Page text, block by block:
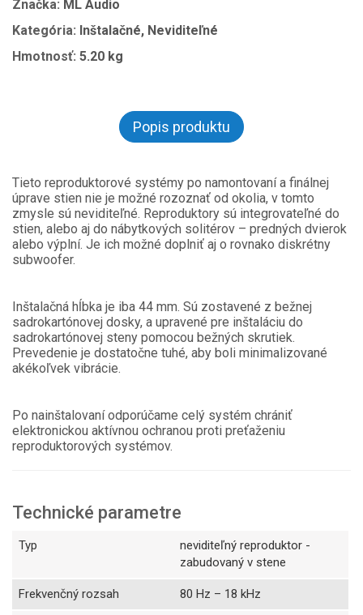
Značka: ML Audio
Kategória: Inštalačné, Neviditeľné
Hmotnosť: 5.20 kg
Popis produktu
Tieto reproduktorové systémy po namontovaní a finálnej
úprave stien nie je možné rozoznať od okolia, v tomto
zmysle sú neviditeľné. Reproduktory sú integrovateľné do
stien, alebo aj do nábytkových solitérov – predných dvierok
alebo výplní. Je ich možné doplniť aj o rovnako diskrétny
subwoofer.
Inštalačná hĺbka je iba 44 mm. Sú zostavené z bežnej
sadrokartónovej dosky, a upravené pre inštaláciu do
sadrokartónovej steny pomocou bežných skrutiek.
Prevedenie je dostatočne tuhé, aby boli minimalizované
akékoľvek vibrácie.
Po nainštalovaní odporúčame celý systém chrániť
elektronickou aktívnou ochranou proti preťaženiu
reproduktorových systémov.
Technické parametre
Typ
neviditeľný reproduktor -
zabudovaný v stene
Frekvenčný rozsah 80 Hz – 18 kHz